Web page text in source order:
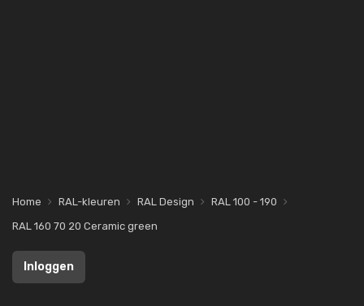
Home RAL-kleuren RAL Design
RAL 100 - 190
RAL 160 70 20 Ceramic green
Inloggen